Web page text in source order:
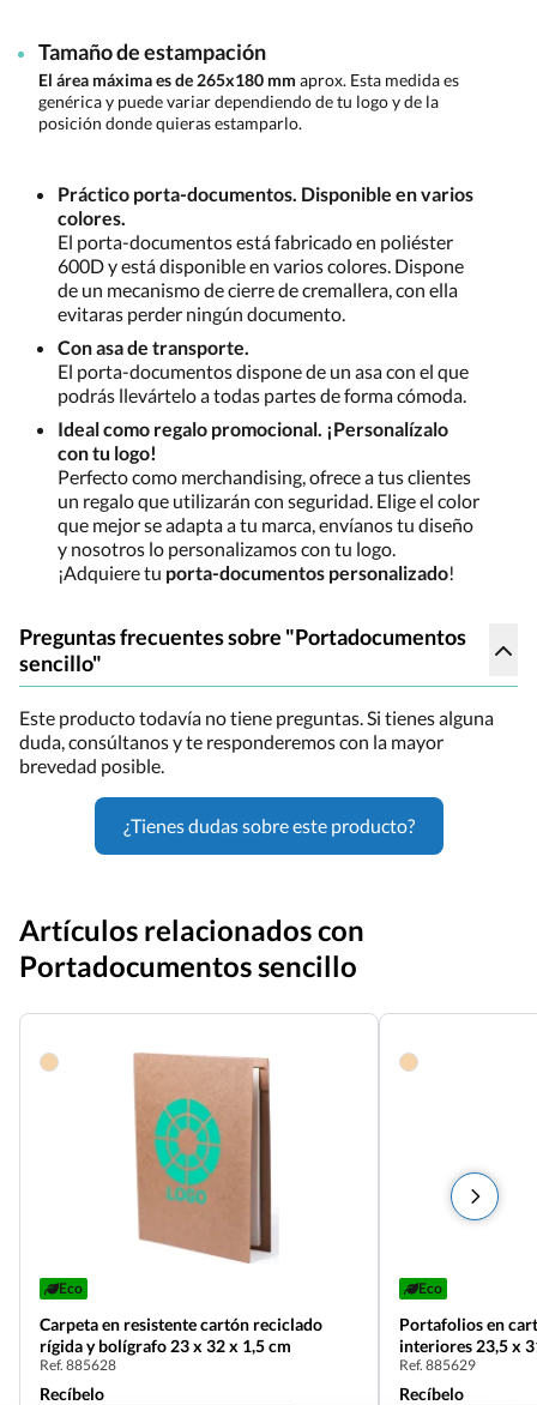
Tamaño de estampación
El área máxima es de 265x180 mm aprox. Esta medida es
genérica y puede variar dependiendo de tu logo y de la
posición donde quieras estamparlo.
Práctico porta-documentos. Disponible en varios
colores.
El porta-documentos está fabricado en poliéster
600D y está disponible en varios colores. Dispone
de un mecanismo de cierre de cremallera, con ella
evitaras perder ningún documento.
Con asa de transporte.
El porta-documentos dispone de un asa con el que
podrás llevártelo a todas partes de forma cómoda.
Ideal como regalo promocional. ¡Personalízalo
con tu logo!
Perfecto como merchandising, ofrece a tus clientes
un regalo que utilizarán con seguridad. Elige el color
que mejor se adapta a tu marca, envíanos tu diseño
y nosotros lo personalizamos con tu logo.
¡Adquiere tu porta-documentos personalizado!
Preguntas frecuentes sobre "Portadocumentos
sencillo"
Este producto todavía no tiene preguntas. Si tienes alguna
duda, consúltanos y te responderemos con la mayor
brevedad posible.
¿Tienes dudas sobre este producto?
Artículos relacionados con
Portadocumentos sencillo
Eco
Carpeta en resistente cartón reciclado
rígida y bolígrafo 23 x 32 x 1,5 cm
Ref. 885628
Recíbelo
Eco
Portafolios en
interiores 23,5 x
Ref. 885629
Recíbelo